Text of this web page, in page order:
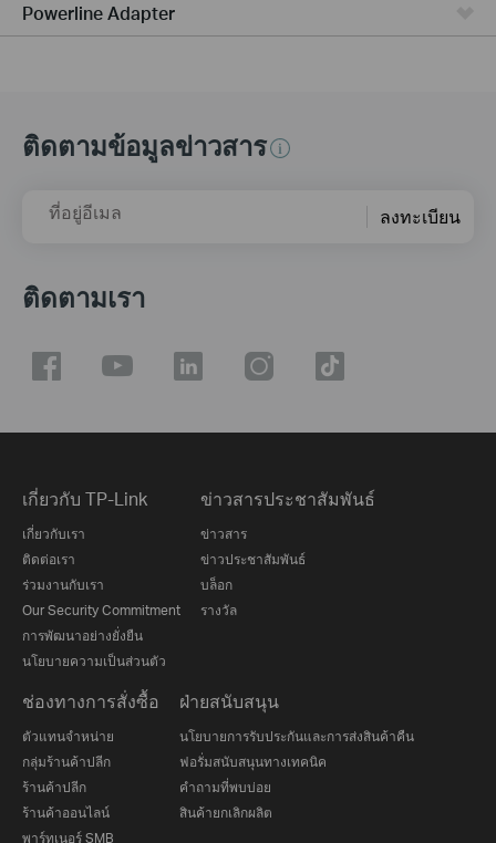
Powerline Adapter
ติดตามข้อมูลข่าวสาร
ที่อยู่อีเมล ลงทะเบียน
ติดตามเรา
เกี่ยวกับ TP-Link
เกี่ยวกับเรา
ติดต่อเรา
ร่วมงานกับเรา
Our Security Commitment
การพัฒนาอย่างยั่งยืน
นโยบายความเป็นส่วนตัว
ข่าวสารประชาสัมพันธ์
ข่าวสาร
ข่าวประชาสัมพันธ์
บล็อก
รางวัล
ช่องทางการสั่งซื้อ
ตัวแทนจำหน่าย
กลุ่มร้านค้าปลีก
ร้านค้าปลีก
ร้านค้าออนไลน์
พาร์ทเนอร์ SMB
ฝ่ายสนับสนุน
นโยบายการรับประกันและการส่งสินค้าคืน
ฟอรั่มสนับสนุนทางเทคนิค
คำถามที่พบบ่อย
สินค้ายกเลิกผลิต